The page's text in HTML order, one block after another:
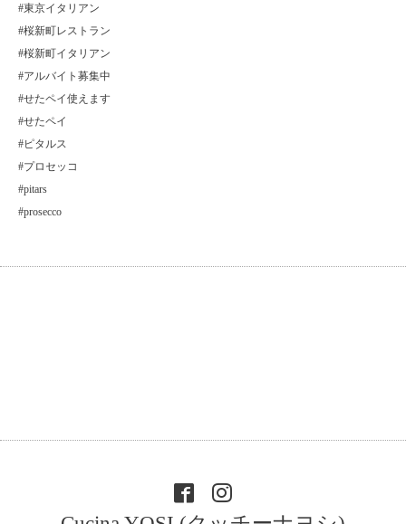
#東京イタリアン
#桜新町レストラン
#桜新町イタリアン
#アルバイト募集中
#せたペイ使えます
#せたペイ
#ピタルス
#プロセッコ
#pitars
#prosecco